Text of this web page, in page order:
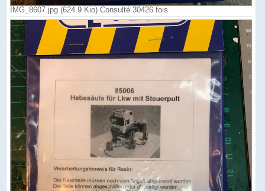
IMG_8607.jpg (624.9 Kio) Consulté 30426 fois